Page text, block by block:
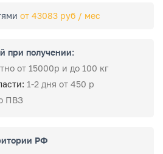
от 43083 руб / мес
при получении:
от 15000р и до 100 кг
1-2 дня от 450 р
ПВЗ
РФ